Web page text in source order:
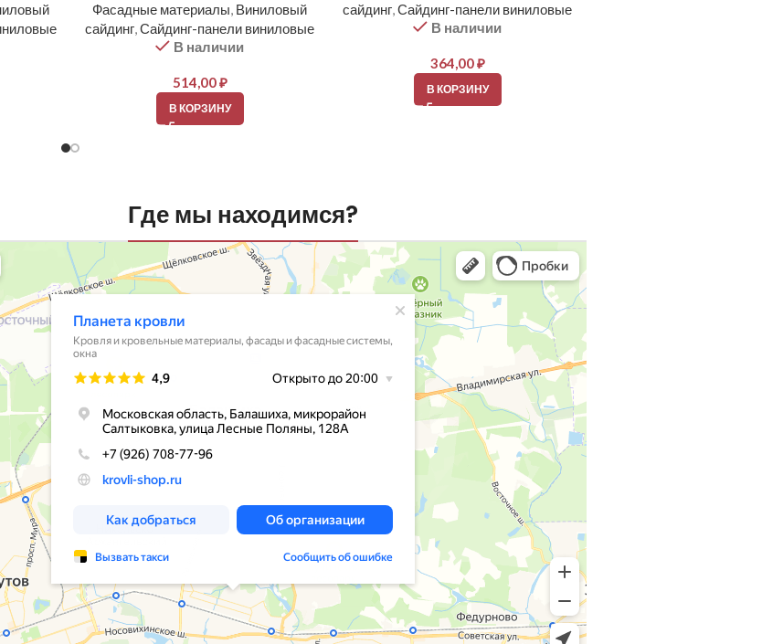
Фасадные материалы, Виниловый
сайдинг,Сайдинг-панели виниловые
В наличии
514,00₽
В КОРЗИНУ
сайдинг,Сайдинг-панели виниловые
В наличии
364,00₽
В КОРЗИНУ
Где мы находимся?
материалы в Балашихе